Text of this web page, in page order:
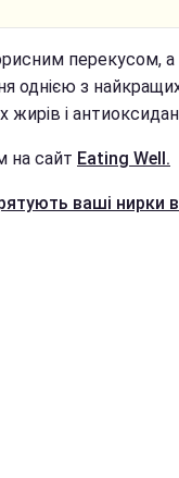
перекусом, а
однією з
жирів і
на сайт Еating Well.
ваші нирки